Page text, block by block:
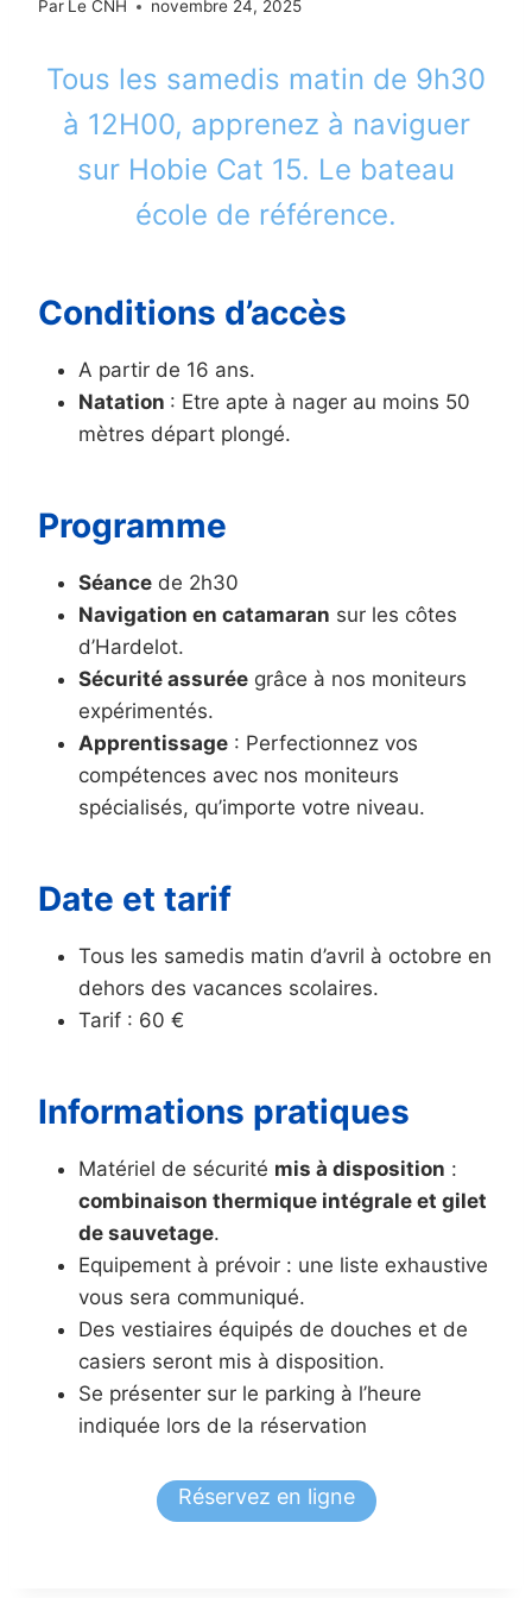
Par Le CNH novembre 24, 2025
Tous les samedis matin de 9h30
à 12H00, apprenez à naviguer
sur Hobie Cat 15. Le bateau
école de référence.
Conditions d’accès
A partir de 16 ans.
Natation : Etre apte à nager au moins 50
mètres départ plongé.
Programme
Séance de 2h30
Navigation en catamaran sur les côtes
d’Hardelot.
Sécurité assurée grâce à nos moniteurs
expérimentés.
Apprentissage : Perfectionnez vos
compétences avec nos moniteurs
spécialisés, qu’importe votre niveau.
Date et tarif
Tous les samedis matin d’avril à octobre en
dehors des vacances scolaires.
Tarif : 60 €
Informations pratiques
Matériel de sécurité mis à disposition :
combinaison thermique intégrale et gilet
de sauvetage.
Equipement à prévoir : une liste exhaustive
vous sera communiqué.
Des vestiaires équipés de douches et de
casiers seront mis à disposition.
Se présenter sur le parking à l’heure
indiquée lors de la réservation
Réservez en ligne